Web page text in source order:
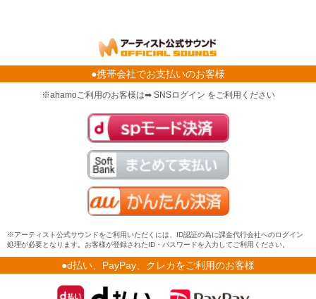
●携帯会社でお支払いのお客様
※ahamoご利用のお客様は➡ SNSログイン をご利用ください
※アーティスト公式サウンドをご利用いただくには、ID認証の為に課金代行会社へのログイン
処理が必要となります。お客様が登録されたID・パスワードを入力してご利用ください。
●d払い、PayPay、クレカをご利用のお客様